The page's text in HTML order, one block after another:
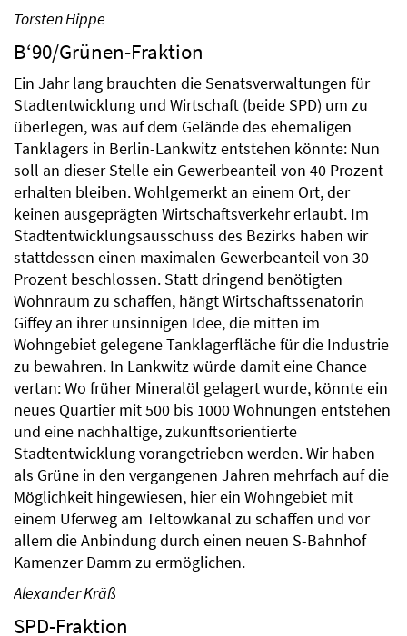
Torsten Hippe
B‘90/Grünen-Fraktion
Ein Jahr lang brauchten die Senatsverwaltungen für
Stadtentwicklung und Wirtschaft (beide SPD) um zu
überlegen, was auf dem Gelände des ehemaligen
Tanklagers in Berlin-Lankwitz entstehen könnte: Nun
soll an dieser Stelle ein Gewerbeanteil von 40 Prozent
erhalten bleiben. Wohlgemerkt an einem Ort, der
keinen ausgeprägten Wirtschaftsverkehr erlaubt. Im
Stadtentwicklungsausschuss des Bezirks haben wir
stattdessen einen maximalen Gewerbeanteil von 30
Prozent beschlossen. Statt dringend benötigten
Wohnraum zu schaffen, hängt Wirtschaftssenatorin
Giffey an ihrer unsinnigen Idee, die mitten im
Wohngebiet gelegene Tanklagerfläche für die Industrie
zu bewahren. In Lankwitz würde damit eine Chance
vertan: Wo früher Mineralöl gelagert wurde, könnte ein
neues Quartier mit 500 bis 1000 Wohnungen entstehen
und eine nachhaltige, zukunftsorientierte
Stadtentwicklung vorangetrieben werden. Wir haben
als Grüne in den vergangenen Jahren mehrfach auf die
Möglichkeit hingewiesen, hier ein Wohngebiet mit
einem Uferweg am Teltowkanal zu schaffen und vor
allem die Anbindung durch einen neuen S-Bahnhof
Kamenzer Damm zu ermöglichen.
Alexander Kräß
SPD-Fraktion